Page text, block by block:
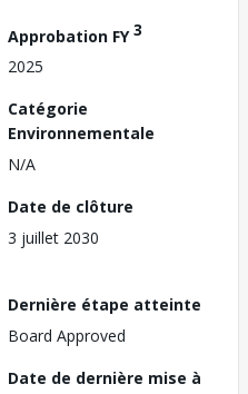
Approbation FY3
2025
Catégorie
Environnementale
N/A
Date de clôture
3 juillet 2030
Dernière étape atteinte
Board Approved
Date de dernière mise à